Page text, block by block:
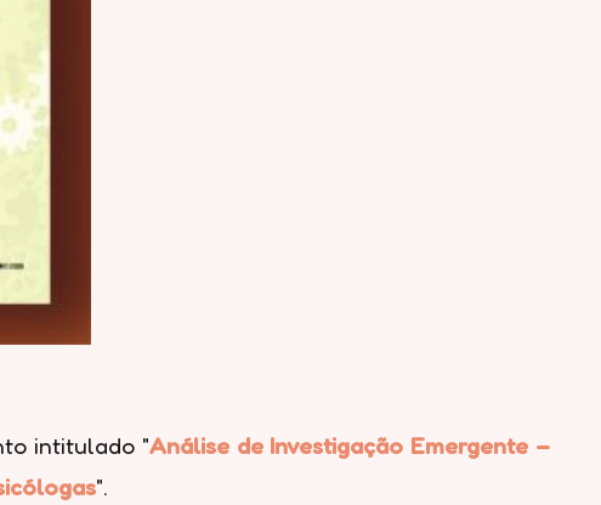
intitulado "Análise de Investigação Emergente –
".